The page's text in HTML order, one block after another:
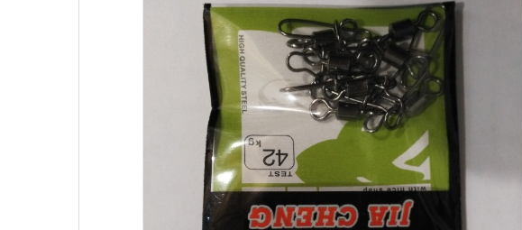
Снасти на мирную рыбу
Туристическое снаряжение
Подсаки
Рюкзаки туристические
Садки
Снасти на хищника
Стулья и столы
Удочки
Технопланктон